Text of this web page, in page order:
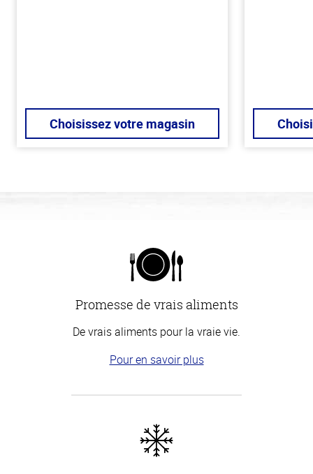
Choisissez votre magasin
Promesse de vrais aliments
De vrais aliments pour la vraie vie.
Pour en savoir plus